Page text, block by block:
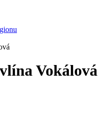
Vokálová